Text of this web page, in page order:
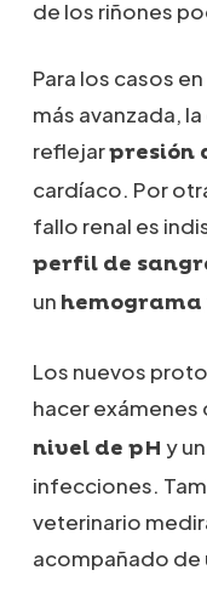
de los riñones
Para los casos
más avanzada,
reflejarpresión
cardíaco. Por
fallo renal es
perfil de
un
Los nuevos
hacer exámenes
nivel de pH y
infecciones.
veterinario
acompañado de